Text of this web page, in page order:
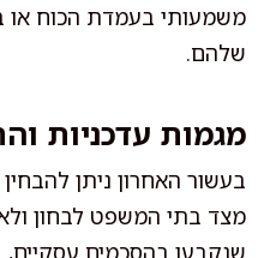
משמעותי בעמדת הכוח
שלהם.
מגמות עדכניות
בעשור האחרון ניתן
מצד בתי המשפט לבחון
שנקבעו בהסכמים